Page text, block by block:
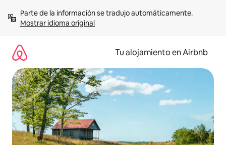
contenidoMostrar idioma original
Tu alojamiento en Airbnb